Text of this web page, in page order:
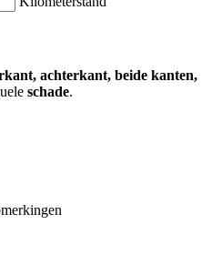
achterkant, beide kanten,
schade.